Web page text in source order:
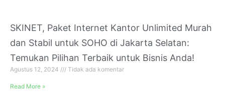
SKINET, Paket Internet Kantor Unlimited Murah
dan Stabil untuk SOHO di Jakarta Selatan:
Temukan Pilihan Terbaik untuk Bisnis Anda!
Agustus 12, 2024 Tidak ada komentar
Read More »